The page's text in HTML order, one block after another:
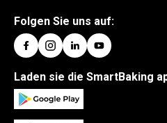
Folgen Sie uns auf:
Laden sie die SmartBaking